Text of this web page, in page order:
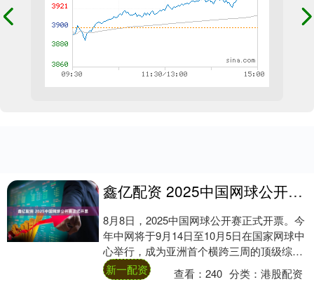
鑫亿配资 2025中国网球公开赛正式开票
8月8日，2025中国网球公开赛正式开票。今
年中网将于9月14日至10月5日在国家网球中
心举行，成为亚洲首个横跨三周的顶级综合
网球赛事。赛事亮点纷呈，男女单打决....
新一配资 查看：240 分类：港股配资